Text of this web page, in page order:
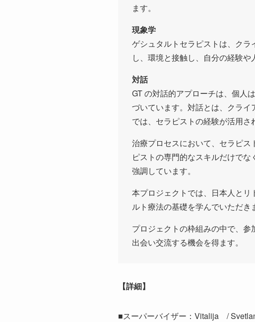
ます。
現象学
ゲシュタルトセラピストは、ク
し、環境と接触し、自分の経験や
対話
GT の対話的アプローチは、個人
づいています。対話とは、クラ
では、セラピストの経験が活用さ
治療プロセスにおいて、セラピ
ピストの専門的なスキルだけで
強調しています。
本プロジェクトでは、日本人と
ルト療法の基礎を学んでいただき
プロジェクトの枠組みの中で、
出会い交流する機会を得ます。
【詳細】
■スーパーバイザー：Vitalija /